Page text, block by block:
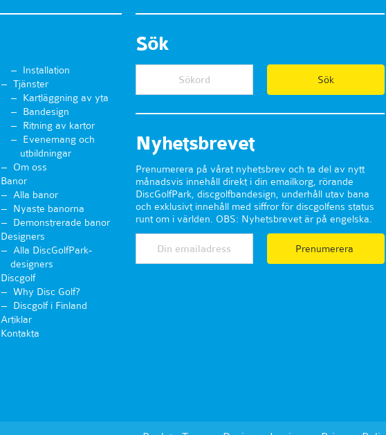
Installation
Tjänster
Kartläggning av yta
Bandesign
Ritning av kartor
Evenemang och
utbildningar
Om oss
Banor
Alla banor
Nyaste banorna
Demonstrerade banor
Designers
Alla DiscGolfPark-
designers
Discgolf
Why Disc Golf?
Discgolf i Finland
Artiklar
Kontakta
Sök
Nyhetsbrevet
Prenumerera på vårat nyhetsbrev och ta del av nytt
månadsvis innehåll direkt i din emailkorg, rörande
DiscGolfPark, discgolfbandesign, underhåll utav bana
och exklusivt innehåll med siffror för discgolfens status
runt om i världen. OBS: Nyhetsbrevet är på engelska.
Prenumerera